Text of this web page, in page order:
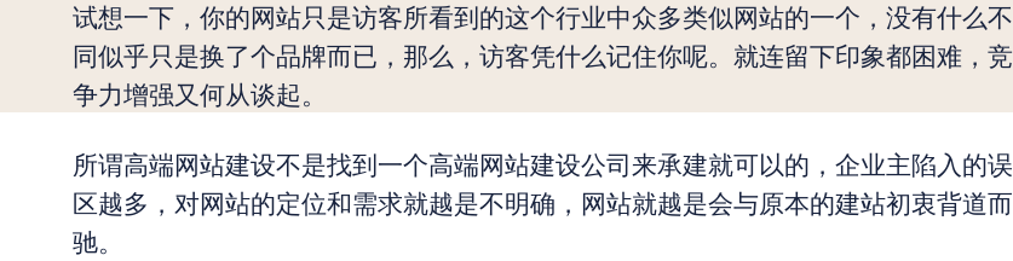
试想一下，你的网站只是访客所看到的这个行业中众多类似网站的一个，没有什么不
同似乎只是换了个品牌而已，那么，访客凭什么记住你呢。就连留下印象都困难，竞
争力增强又何从谈起。
所谓高端网站建设不是找到一个高端网站建设公司来承建就可以的，企业主陷入的误
区越多，对网站的定位和需求就越是不明确，网站就越是会与原本的建站初衷背道而
驰。